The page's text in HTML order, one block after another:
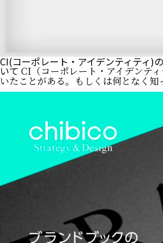
CI(コーポレート・アイデンティティ)
いて CI（コーポレート・アイデンテ
いたことがある。もしくは何となく知